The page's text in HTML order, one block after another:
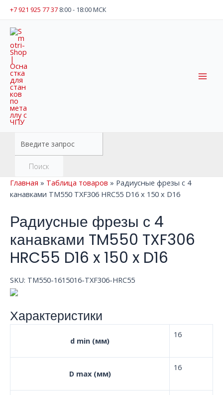
Перейти
содержимому
+7 921 925 77 37 8:00 - 18:00 МСК
товаров
Поиск
Главная » Таблица товаров » Радиусные фрезы с 4
канавками TM550 TXF306 HRC55 D16 x 150 x D16
Радиусные фрезы с 4
канавками TM550 TXF306
HRC55 D16 x 150 x D16
SKU: TM550-1615016-TXF306-HRC55
Характеристики
d min (мм)
16
D max (мм)
16